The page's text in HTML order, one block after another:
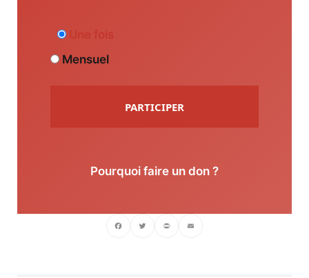
Mensuel
PARTICIPER
Pourquoi faire un don ?